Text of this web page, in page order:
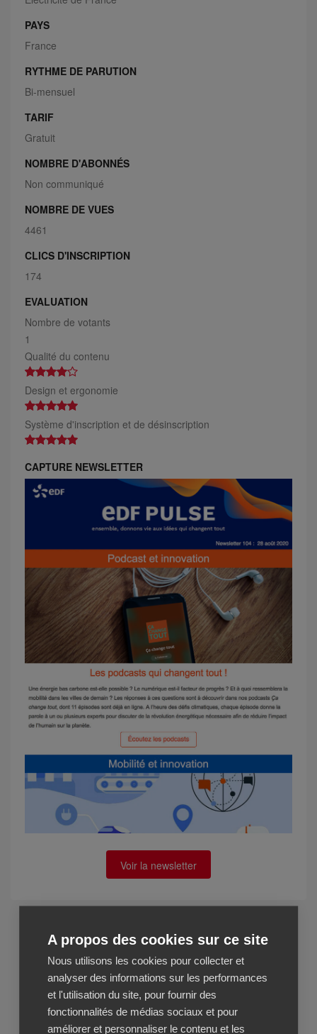
PAYS
France
RYTHME DE PARUTION
Bi-mensuel
TARIF
Gratuit
NOMBRE D'ABONNÉS
Non communiqué
NOMBRE DE VUES
4461
CLICS D'INSCRIPTION
174
EVALUATION
Nombre de votants
1
Qualité du contenu
Design et ergonomie
Système d'inscription et de désinscription
CAPTURE NEWSLETTER
Voir la newsletter
A propos des cookies sur ce site
Nous utilisons les cookies pour collecter et
analyser des informations sur les performances
et l'utilisation du site, pour fournir des
fonctionnalités de médias sociaux et pour
améliorer et personnaliser le contenu et les